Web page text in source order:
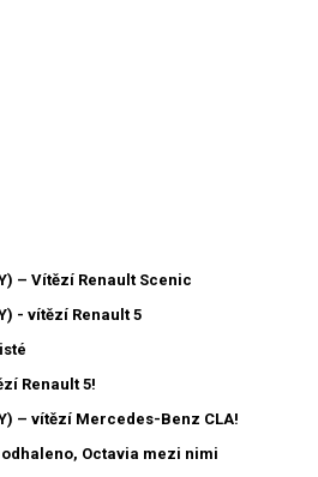
– Vítězí Renault Scenic
- vítězí Renault 5
Renault 5!
– vítězí Mercedes-Benz CLA!
odhaleno, Octavia mezi nimi